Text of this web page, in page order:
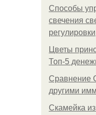
Способы
свечения
регулировки
Цветы
Топ-5
Сравнение
другими
Скамейка